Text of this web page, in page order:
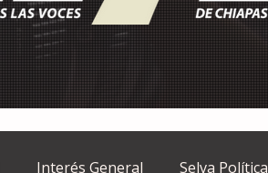
Interés General Selva Política